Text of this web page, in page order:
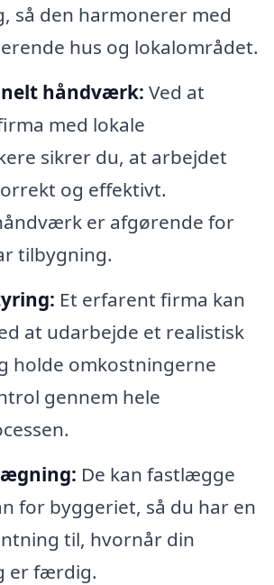
så den harmonerer med
hus og lokalområdet.
håndværk: Ved at
med lokale
sikrer du, at arbejdet
og effektivt.
er afgørende for
tilbygning.
Et erfarent firma kan
at udarbejde et realistisk
holde omkostningerne
gennem hele
De kan fastlægge
for byggeriet, så du har en
til, hvornår din
er færdig.